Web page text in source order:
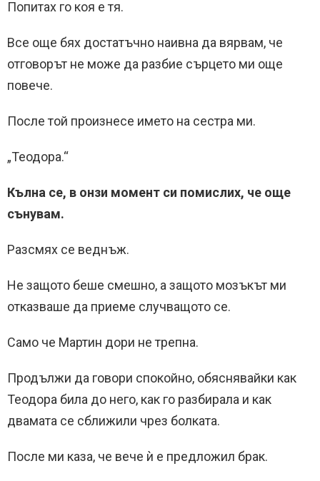
Попитах го коя е тя.
Все още бях достатъчно наивна да вярвам, че
отговорът не може да разбие сърцето ми още
повече.
После той произнесе името на сестра ми.
„Теодора.“
Кълна се, в онзи момент си помислих, че още
сънувам.
Разсмях се веднъж.
Не защото беше смешно, а защото мозъкът ми
отказваше да приеме случващото се.
Само че Мартин дори не трепна.
Продължи да говори спокойно, обяснявайки как
Теодора била до него, как го разбирала и как
двамата се сближили чрез болката.
После ми каза, че вече ѝ е предложил брак.